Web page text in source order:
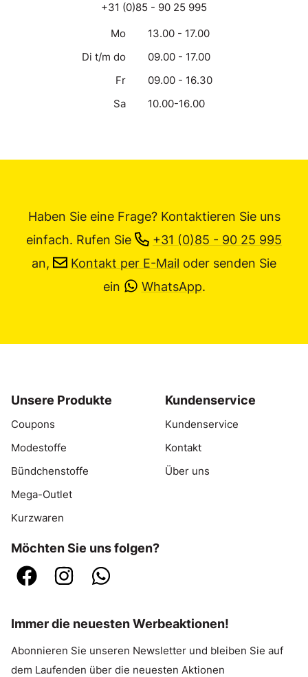
+31 (0)85 - 90 25 995
Mo
13.00 - 17.00
Di t/m do
09.00 - 17.00
Fr
09.00 - 16.30
Sa
10.00-16.00
Haben Sie eine Frage? Kontaktieren Sie uns
einfach. Rufen Sie
+31 (0)85 - 90 25 995
an,
Kontakt per E-Mail oder senden Sie
ein
WhatsApp.
Unsere Produkte
Coupons
Modestoffe
Bündchenstoffe
Mega-Outlet
Kurzwaren
Kundenservice
Kundenservice
Kontakt
Über uns
Möchten Sie uns folgen?
Immer die neuesten Werbeaktionen!
Abonnieren Sie unseren Newsletter und bleiben Sie auf
dem Laufenden über die neuesten Aktionen